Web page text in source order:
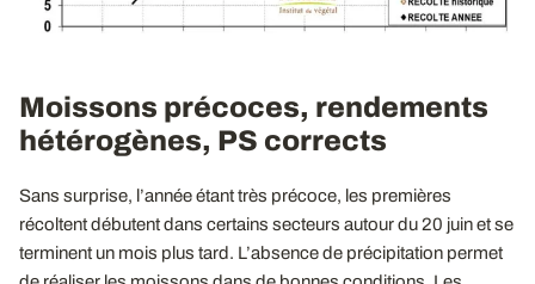
Moissons précoces, rendements
hétérogènes, PS corrects
Sans surprise, l’année étant très précoce, les premières
récoltent débutent dans certains secteurs autour du 20 juin et se
terminent un mois plus tard. L’absence de précipitation permet